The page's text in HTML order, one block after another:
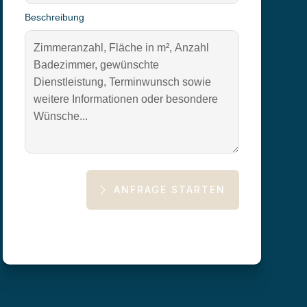
Beschreibung
ANFRAGE STARTEN